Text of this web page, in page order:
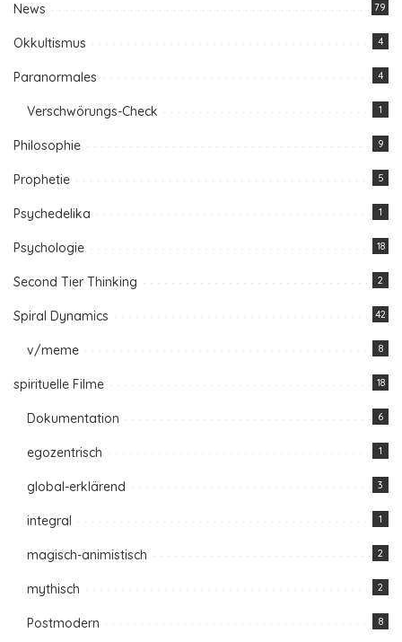
News 79
Okkultismus 4
Paranormales 4
Verschwörungs-Check 1
Philosophie 9
Prophetie 5
Psychedelika 1
Psychologie 18
Second Tier Thinking 2
Spiral Dynamics 42
v/meme 8
spirituelle Filme 18
Dokumentation 6
egozentrisch 1
global-erklärend 3
integral 1
magisch-animistisch 2
mythisch 2
Postmodern 8